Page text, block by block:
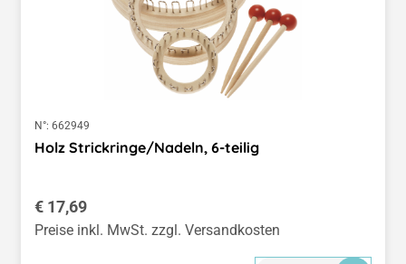
N°: 662949
Holz Strickringe/Nadeln, 6-teilig
Regulärer Preis:
€ 17,69
Preise inkl. MwSt. zzgl. Versandkosten